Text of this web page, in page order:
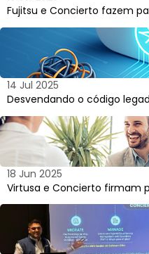
Fujitsu e Concierto fazem
14 Jul 2025
Desvendando o código
18 Jun 2025
Virtusa e Concierto firmam